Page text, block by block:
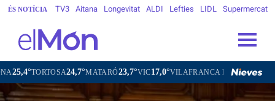
ÉS NOTÍCIA TV3 Aitana Longevitat ALDI Lefties LIDL Supermercat
24,7°MATARÓ23,7°VIC17,0°VILAFRANCA DEL PENEDÈS 21,3°